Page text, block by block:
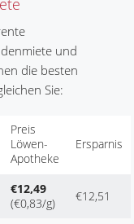
und
die besten
Sie:
Preis
Löwen-
Apotheke
Ersparnis
€12,49
(€0,83/g)
€12,51